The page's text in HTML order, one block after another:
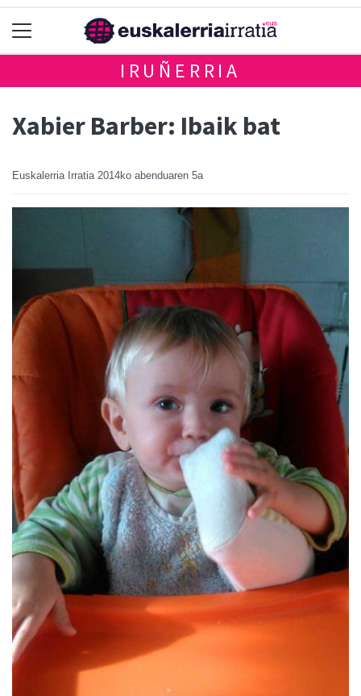
IRUÑERRIA
Xabier Barber: Ibaik bat
Euskalerria Irratia 2014ko abenduaren 5a